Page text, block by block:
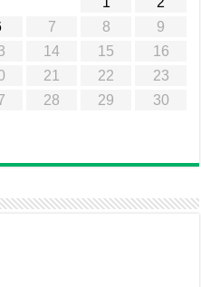
7 8
9
14 15
16
21 22
23
28 29
30